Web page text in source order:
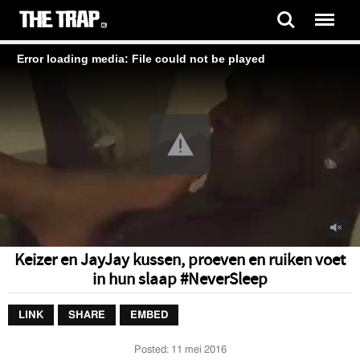
Error loading media: File could not be played
Keizer en JayJay kussen, proeven en ruiken voet
in hun slaap #NeverSleep
LINK SHARE EMBED
Posted:11 mei 2016